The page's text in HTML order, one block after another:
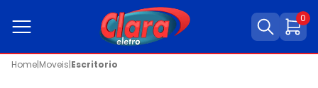
0
Home|Moveis|Escritorio